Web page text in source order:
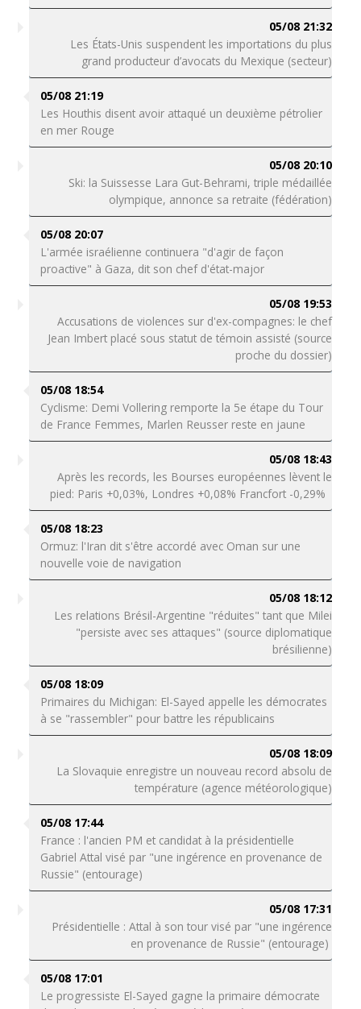
05/08 21:32
Les États-Unis suspendent les importations du plus
grand producteur d’avocats du Mexique (secteur)
05/08 21:19
Les Houthis disent avoir attaqué un deuxième pétrolier
en mer Rouge
05/08 20:10
Ski: la Suissesse Lara Gut-Behrami, triple médaillée
olympique, annonce sa retraite (fédération)
05/08 20:07
L'armée israélienne continuera "d'agir de façon
proactive" à Gaza, dit son chef d'état-major
05/08 19:53
Accusations de violences sur d'ex-compagnes: le chef
Jean Imbert placé sous statut de témoin assisté (source
proche du dossier)
05/08 18:54
Cyclisme: Demi Vollering remporte la 5e étape du Tour
de France Femmes, Marlen Reusser reste en jaune
05/08 18:43
Après les records, les Bourses européennes lèvent le
pied: Paris +0,03%, Londres +0,08% Francfort -0,29%
05/08 18:23
Ormuz: l'Iran dit s'être accordé avec Oman sur une
nouvelle voie de navigation
05/08 18:12
Les relations Brésil-Argentine "réduites" tant que Milei
"persiste avec ses attaques" (source diplomatique
brésilienne)
05/08 18:09
Primaires du Michigan: El-Sayed appelle les démocrates
à se "rassembler" pour battre les républicains
05/08 18:09
La Slovaquie enregistre un nouveau record absolu de
température (agence météorologique)
05/08 17:44
France : l'ancien PM et candidat à la présidentielle
Gabriel Attal visé par "une ingérence en provenance de
Russie" (entourage)
05/08 17:31
Présidentielle : Attal à son tour visé par "une ingérence
en provenance de Russie" (entourage)
05/08 17:01
Le progressiste El-Sayed gagne la primaire démocrate